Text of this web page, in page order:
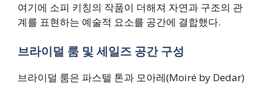
여기에 소피 키칭의 작품이 더해져 자연과 구조의 관
계를 표현하는 예술적 요소를 공간에 결합했다.
브라이덜 룸 및 세일즈 공간 구성
브라이덜 룸은 파스텔 톤과 모아레(Moiré by Dedar)